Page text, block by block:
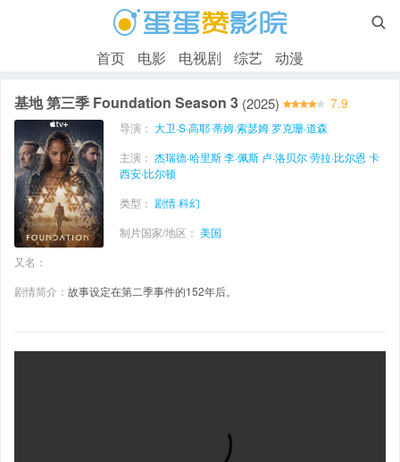

首页 电影 电视剧 综艺 动漫
基地 第三季 Foundation Season 3 (2025) 7.9
导演： 大卫·S·高耶蒂姆·索瑟姆 罗克珊·道森
主演： 杰瑞德·哈里斯李·佩斯 卢·洛贝尔劳拉·比尔恩 卡
西安·比尔顿
类型： 剧情科幻
制片国家/地区： 美国
又名：
剧情简介： 故事设定在第二季事件的152年后。